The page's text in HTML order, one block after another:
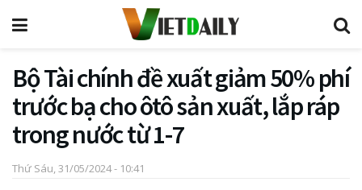
Bộ Tài chính đề xuất giảm 50% phí
trước bạ cho ôtô sản xuất, lắp ráp
trong nước từ 1-7
Thứ Sáu, 31/05/2024 - 10:41